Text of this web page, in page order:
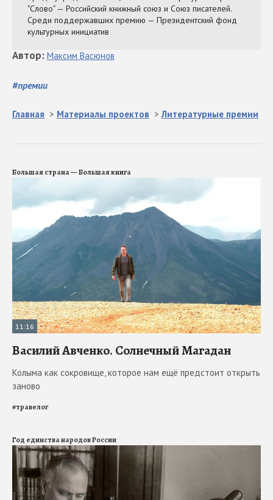
#премии
Автор: Максим Васюнов
Главная > Материалы проектов >Литературные премии
Большая страна — Большая книга
11:16
Василий Авченко. Солнечный Магадан
Колыма как сокровище, которое нам ещё предстоит открыть
заново
#травелог
Год единства народов России